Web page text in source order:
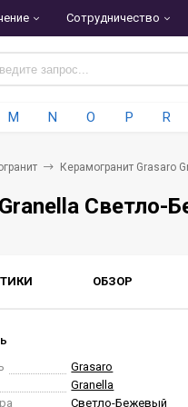
Сотрудничество
M N O P R
Керамогранит Grasaro
ОБЗОР
Grasaro
Granella
Светло-Бежевый